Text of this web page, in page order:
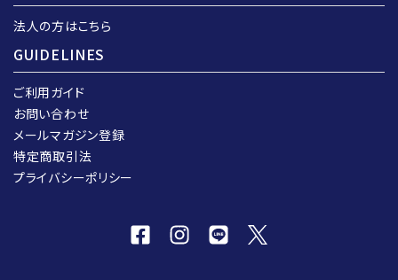
法人の方はこちら
GUIDELINES
ご利用ガイド
お問い合わせ
メールマガジン登録
特定商取引法
プライバシーポリシー